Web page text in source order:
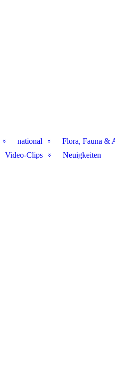
national Flora, Fauna &
Video-Clips Neuigkeiten